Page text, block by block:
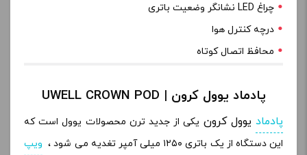
چراغ LED نشانگر وضعیت باتری
درچه کنترل هوا
محافظ اتصال کوتاه
پادماد یوول کرون | UWELL CROWN POD
پادمادیوول کرون یکی از جدید ترن محصولات یوول است که
این دستگاه از یک باتری ۱۲۵۰ میلی آمپر تغدیه می شود ،
ویپ